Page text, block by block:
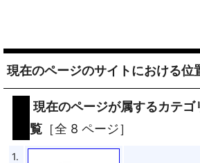
現在のページのサイトにおける位
現在のページが属するカテゴ
覧 ［全 8 ページ］
1.